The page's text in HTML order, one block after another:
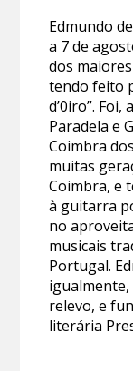
Edmundo
a 7 de
dos
tendo feito
d’0iro”.
Paradela e
Coimbra
muitas
Coimbra, e
à guitarra
no
musicais
Portugal.
relevo, e
literária